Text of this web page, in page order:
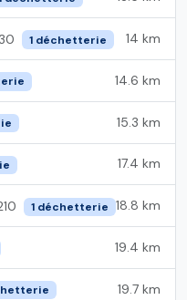
1 déchetterie 14 km
14.6 km
15.3 km
17.4 km
1 déchetterie 18.8 km
19.4 km
19.7 km